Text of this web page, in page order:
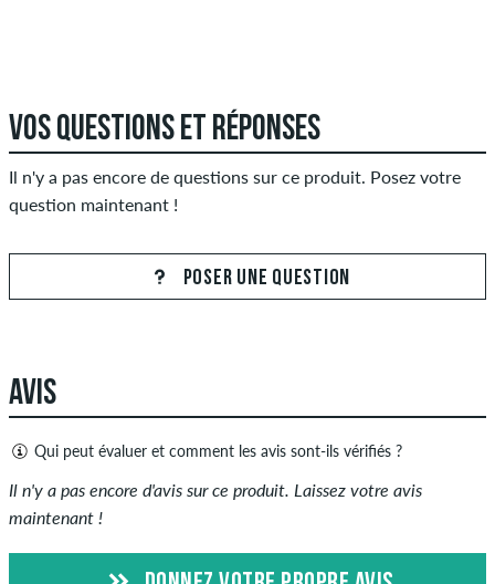
VOS QUESTIONS ET RÉPONSES
Il n'y a pas encore de questions sur ce produit. Posez votre
question maintenant !
POSER UNE QUESTION
AVIS
Qui peut évaluer et comment les avis sont-ils vérifiés ?
Seules les personnes ayant un compte client skatedeluxe
peuvent créer des avis. Ceux-ci seront publiés après notre
Les avis avec un contenu insultant ou obscène et les avis qui
Il n'y a pas encore d'avis sur ce produit. Laissez votre avis
maintenant !